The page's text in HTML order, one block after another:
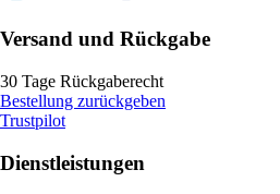
Versand und Rückgabe
30 Tage Rückgaberecht
Bestellung zurückgeben
Trustpilot
Dienstleistungen